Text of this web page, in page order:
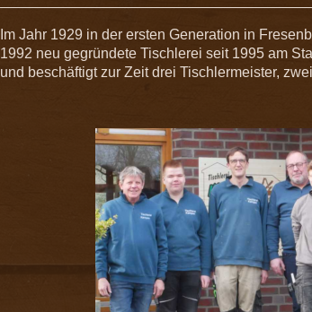
Im Jahr 1929 in der ersten Generation in
1992 neu gegründete Tischlerei seit 1995 am
und beschäftigt zur Zeit drei Tischlermeister,